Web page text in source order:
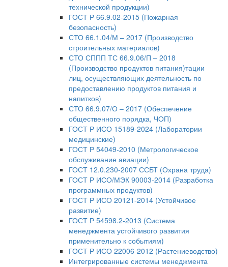
технической продукции)
ГОСТ Р 66.9.02-2015 (Пожарная
безопасность)
СТО 66.1.04/М – 2017 (Производство
строительных материалов)
СТО СППП ТС 66.9.06/П – 2018
(Производство продуктов питания)тации
лиц, осуществляющих деятельность по
предоставлению продуктов питания и
напитков)
СТО 66.9.07/О – 2017 (Обеспечение
общественного порядка, ЧОП)
ГОСТ Р ИСО 15189-2024 (Лаборатории
медицинские)
ГОСТ Р 54049-2010 (Метрологическое
обслуживание авиации)
ГОСТ 12.0.230-2007 ССБТ (Охрана труда)
ГОСТ Р ИСО/МЭК 90003-2014 (Разработка
программных продуктов)
ГОСТ Р ИСО 20121-2014 (Устойчивое
развитие)
ГОСТ Р 54598.2-2013 (Система
менеджмента устойчивого развития
применительно к событиям)
ГОСТ Р ИСО 22006-2012 (Растениеводство)
Интегрированные системы менеджмента